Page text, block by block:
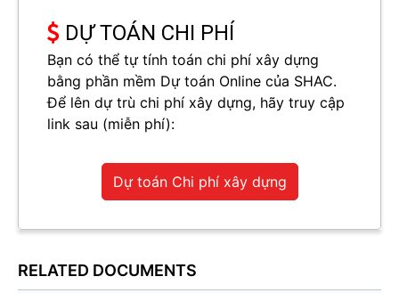
DỰ TOÁN CHI PHÍ
Bạn có thể tự tính toán chi phí xây dựng
bằng phần mềm Dự toán Online của SHAC.
Để lên dự trù chi phí xây dựng, hãy truy cập
link sau (miễn phí):
Dự toán Chi phí xây dựng
RELATED DOCUMENTS